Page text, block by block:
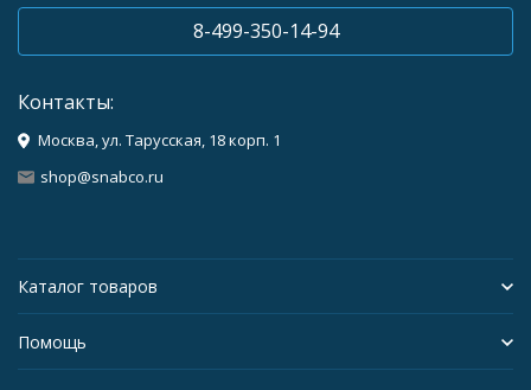
8-499-350-14-94
Контакты:
Москва, ул. Тарусская, 18 корп. 1
shop@snabco.ru
Каталог товаров
Помощь